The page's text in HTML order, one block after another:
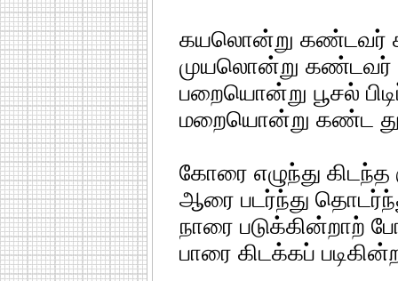
கயலொன்று கண்டவர்
முயலொன்று கண்டவர்
பறையொன்று பூசல்
மறையொன்று கண்ட
கோரை எழுந்து
ஆரை படர்ந்து
நாரை படுக்கின்றாற்
பாரை கிடக்கப்